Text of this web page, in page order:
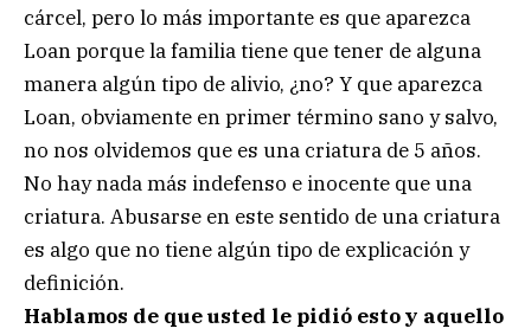
cárcel, pero lo más importante es que aparezca
Loan porque la familia tiene que tener de alguna
manera algún tipo de alivio, ¿no? Y que aparezca
Loan, obviamente en primer término sano y salvo,
no nos olvidemos que es una criatura de 5 años.
No hay nada más indefenso e inocente que una
criatura. Abusarse en este sentido de una criatura
es algo que no tiene algún tipo de explicación y
definición.
Hablamos de que usted le pidió esto y aquello